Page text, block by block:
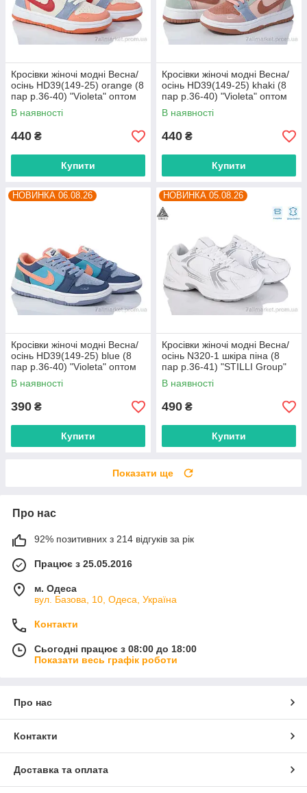
Кросівки жіночі модні Весна/
осінь HD39(149-25) orange (8
пар р.36-40) "Violeta" оптом
від прямого постачальника
В наявності
440 ₴
Купити
Кросівки жіночі модні Весна/
осінь HD39(149-25) khaki (8
пар р.36-40) "Violeta" оптом
від прямого постачальника
В наявності
440 ₴
Купити
НОВИНКА 06.08.26
Кросівки жіночі модні Весна/
осінь HD39(149-25) blue (8
пар р.36-40) "Violeta" оптом
від прямого постачальника
В наявності
390 ₴
Купити
НОВИНКА 05.08.26
Кросівки жіночі модні Весна/
осінь N320-1 шкіра піна (8
пар р.36-41) "STILLI Group"
оптом від прямого
постачальника
В наявності
490 ₴
Купити
Показати ще
Про нас
92% позитивних з 214 відгуків за рік
Працює з 25.05.2016
м. Одеса
вул. Базова, 10, Одеса, Україна
Контакти
Сьогодні працює з 08:00 до 18:00
Показати весь графік роботи
Про нас
Контакти
Доставка та оплата